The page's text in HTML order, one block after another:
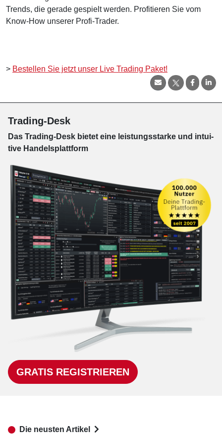
Trends, die gerade gespielt werden. Profitieren Sie vom
Know-How unserer Profi-Trader.
> Bestellen Sie jetzt unser Live Trading Paket!
Trading-Desk
Das Trading-Desk bie­tet eine leis­tungs­star­ke und in­tui­
tive Han­dels­platt­form
GRATIS REGISTRIEREN
Die neusten Artikel